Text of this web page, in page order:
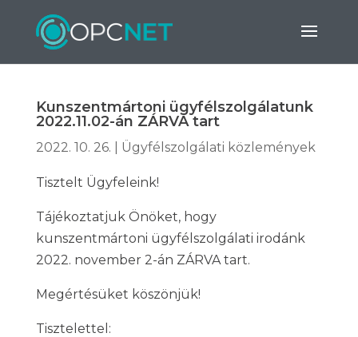
Kunszentmártoni ügyfélszolgálatunk
2022.11.02-án ZÁRVA tart
2022. 10. 26. Ügyfélszolgálati közlemények
Tisztelt Ügyfeleink!
Tájékoztatjuk Önöket, hogy
kunszentmártoni ügyfélszolgálati irodánk
2022. november 2-án ZÁRVA tart.
Megértésüket köszönjük!
Tisztelettel: